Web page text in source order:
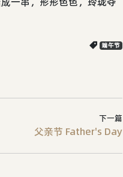
端午节
下一篇
父亲节 Father's Day